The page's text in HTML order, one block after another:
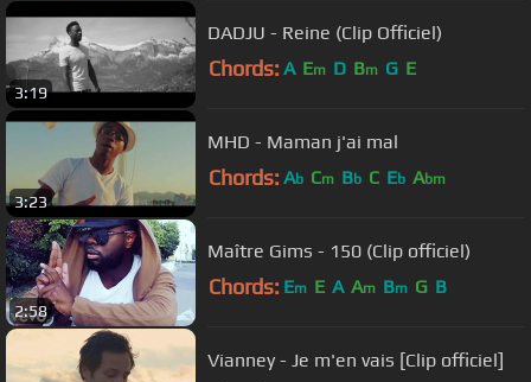
3:19
DADJU - Reine (Clip Officiel)
Chords: A Em D Bm G E
3:23
MHD - Maman j'ai mal
Chords: Ab Cm Bb C Eb Abm
2:58
Maître Gims - 150 (Clip officiel)
Chords: Em E A Am Bm G B
Vianney - Je m'en vais [Clip officiel]